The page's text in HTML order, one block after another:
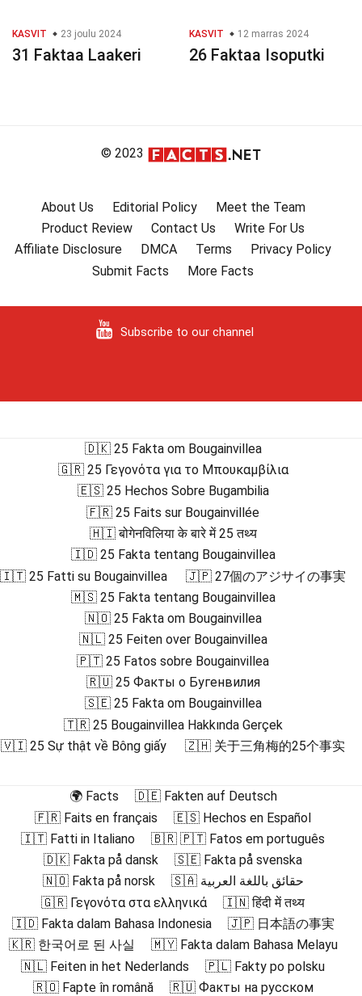
KASVIT 23 joulu 2024
31 Faktaa Laakeri
KASVIT 12 marras 2024
26 Faktaa Isoputki
© 2023
About Us Editorial Policy
Meet the Team
Product Review
Contact Us
Write For Us
Affiliate Disclosure
DMCA Terms
Privacy Policy
Submit Facts
More Facts
Subscribe to our channel
🇩🇰 25 Fakta om Bougainvillea
🇬🇷 25 Γεγονότα για το Μπουκαμβίλια
🇪🇸 25 Hechos Sobre Bugambilia
🇫🇷 25 Faits sur Bougainvillée
🇭🇮 बोगेनविलिया के बारे में 25 तथ्य
🇮🇩 25 Fakta tentang Bougainvillea
🇮🇹 25 Fatti su Bougainvillea
🇯🇵 27個のアジサイの事実
🇲🇸 25 Fakta tentang Bougainvillea
🇳🇴 25 Fakta om Bougainvillea
🇳🇱 25 Feiten over Bougainvillea
🇵🇹 25 Fatos sobre Bougainvillea
🇷🇺 25 Факты о Бугенвилия
🇸🇪 25 Fakta om Bougainvillea
🇹🇷 25 Bougainvillea Hakkında Gerçek
🇻🇮 25 Sự thật về Bông giấy
🇿🇭 关于三角梅的25个事实
🌍 Facts
🇩🇪 Fakten auf Deutsch
🇫🇷 Faits en français
🇪🇸 Hechos en Español
🇮🇹 Fatti in Italiano
🇧🇷 🇵🇹 Fatos em português
🇩🇰 Fakta på dansk
🇸🇪 Fakta på svenska
🇳🇴 Fakta på norsk
🇸🇦 حقائق باللغة العربية
🇬🇷 Γεγονότα στα ελληνικά
🇮🇳 हिंदी में तथ्य
🇮🇩 Fakta dalam Bahasa Indonesia
🇯🇵 日本語の事実
🇰🇷 한국어로 된 사실
🇲🇾 Fakta dalam Bahasa Melayu
🇳🇱 Feiten in het Nederlands
🇵🇱 Fakty po polsku
🇷🇴 Fapte în română
🇷🇺 Факты на русском